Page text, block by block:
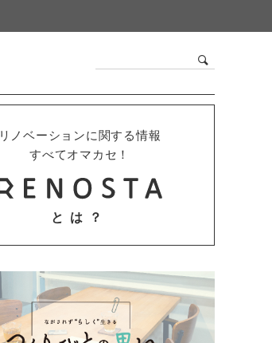
リノベーションに関する情報
すべてオマカセ！
とは？